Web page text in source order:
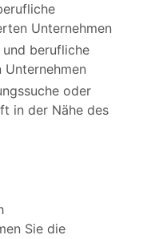
Unternehmen
berufliche
oder
in der Nähe des
Sie die